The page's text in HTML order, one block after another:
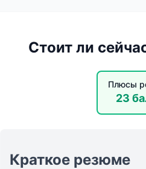
Стоит ли
Плюсы
23
Краткое резюме